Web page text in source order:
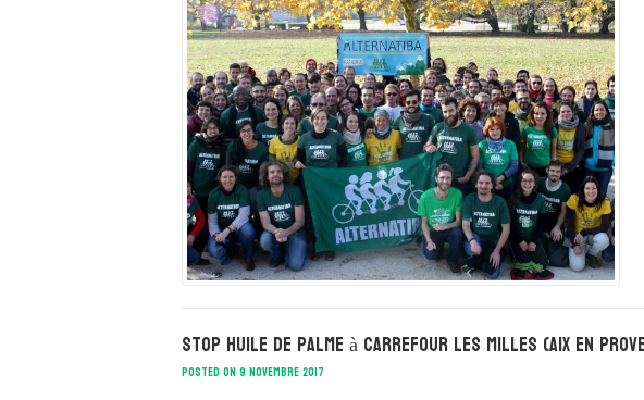
STOP Huile de palme à Carrefour Les Milles (Aix en
POSTED ON 9 NOVEMBRE 2017